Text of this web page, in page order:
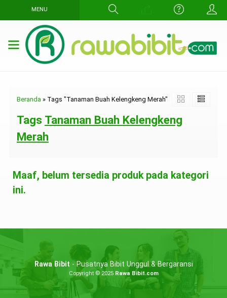
MENU
Beranda » Tags "Tanaman Buah Kelengkeng Merah"
Tags Tanaman Buah Kelengkeng
Merah
Maaf, belum tersedia produk pada kategori
ini.
Rawa Bibit - Pusatnya Bibit Unggul & Bergaransi
Copyright © 2025 Rawa Bibit.com